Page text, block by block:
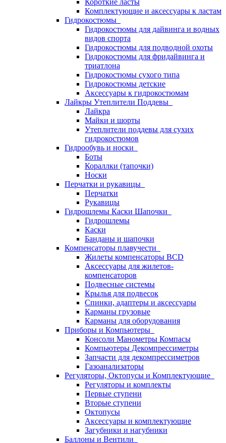
Короткие ласты
Комплектующие и аксессуары к ластам
Гидрокостюмы
Гидрокостюмы для дайвинга и водных
видов спорта
Гидрокостюмы для подводной охоты
Гидрокостюмы для фридайвинга и
триатлона
Гидрокостюмы сухого типа
Гидрокостюмы детские
Аксессуары к гидрокостюмам
Лайкры Утеплители Поддевы
Лайкра
Майки и шорты
Утеплители поддевы для сухих
гидрокостюмов
Гидрообувь и носки
Боты
Кораллки (тапочки)
Носки
Перчатки и рукавицы
Перчатки
Рукавицы
Гидрошлемы Каски Шапочки
Гидрошлемы
Каски
Банданы и шапочки
Компенсаторы плавучести
Жилеты компенсаторы BCD
Аксессуары для жилетов-
компенсаторов
Подвесные системы
Крылья для подвесок
Спинки, адаптеры и аксессуары
Карманы грузовые
Карманы для оборудования
Приборы и Компьютеры
Консоли Манометры Компасы
Компьютеры Декомпрессиметры
Запчасти для декомпрессиметров
Газоанализаторы
Регуляторы, Октопусы и Комплектующие
Регуляторы и комплекты
Первые ступени
Вторые ступени
Октопусы
Аксессуары и комплектующие
Загубники и нагубники
Баллоны и Вентили